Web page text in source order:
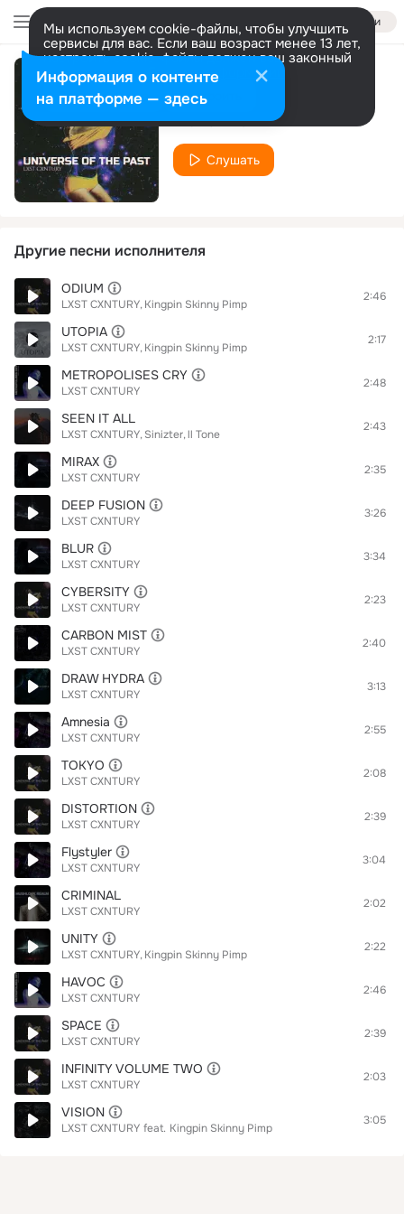
Войти
Мы используем cookie-файлы, чтобы улучшить
сервисы для вас. Если ваш возраст менее 13 лет,
настроить cookie-файлы должен ваш законный
представитель. Больше информации
Разрешить все Настроить
BLOODY TEAR
LXST CXNTURY
Слушать
Другие песни исполнителя
ODIUM
LXST CXNTURY Kingpin Skinny Pimp
2:46
UTOPIA
LXST CXNTURY Kingpin Skinny Pimp
2:17
METROPOLISES CRY
LXST CXNTURY
2:48
SEEN IT ALL
LXST CXNTURY Sinizter ll Tone
2:43
MIRAX
LXST CXNTURY
2:35
DEEP FUSION
LXST CXNTURY
3:26
BLUR
LXST CXNTURY
3:34
CYBERSITY
LXST CXNTURY
2:23
CARBON MIST
LXST CXNTURY
2:40
DRAW HYDRA
LXST CXNTURY
3:13
Amnesia
LXST CXNTURY
2:55
TOKYO
LXST CXNTURY
2:08
DISTORTION
LXST CXNTURY
2:39
Flystyler
LXST CXNTURY
3:04
CRIMINAL
LXST CXNTURY
2:02
UNITY
LXST CXNTURY Kingpin Skinny Pimp
2:22
HAVOC
LXST CXNTURY
2:46
SPACE
LXST CXNTURY
2:39
INFINITY VOLUME TWO
LXST CXNTURY
2:03
VISION
LXST CXNTURY feat. Kingpin Skinny Pimp
3:05
Информация о контенте
на платформе — здесь